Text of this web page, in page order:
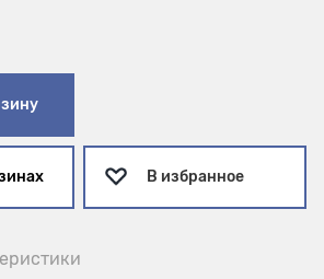
В избранное